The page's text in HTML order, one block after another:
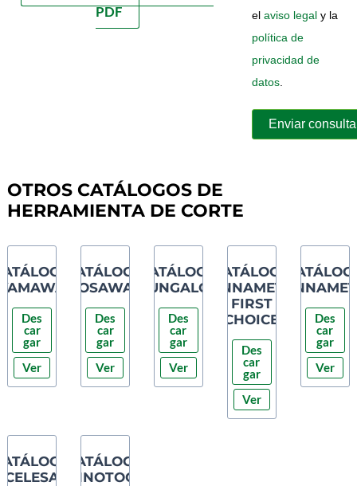
PDF
el aviso legaly la
política de
privacidad de
datos.
OTROS CATÁLOGOS DE
HERRAMIENTA DE CORTE
Des
car
gar
Ver
CATÁLOGO
OSAWA
Des
car
gar
Ver
CATÁLOGO
TUNGALOY
Des
car
gar
Ver
CATÁLOGO
KENNAMETAL
FIRST
CHOICE
Des
car
gar
Ver
Des
car
gar
Ver
CELESA
CATÁLOGO
INNOTOOL